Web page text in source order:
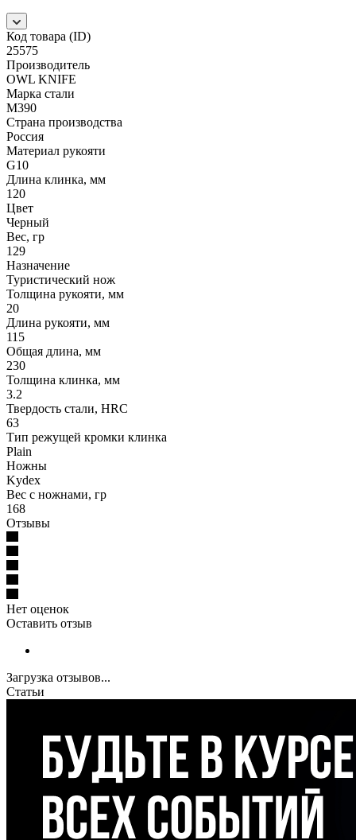
Код товара (ID)
25575
Производитель
OWL KNIFE
Марка стали
M390
Страна производства
Россия
Материал рукояти
G10
Длина клинка, мм
120
Цвет
Черный
Вес, гр
129
Назначение
Туристический нож
Толщина рукояти, мм
20
Длина рукояти, мм
115
Общая длина, мм
230
Толщина клинка, мм
3.2
Твердость стали, HRC
63
Тип режущей кромки клинка
Plain
Ножны
Kydex
Вес с ножнами, гр
168
Отзывы
Нет оценок
Оставить отзыв
Загрузка отзывов...
Статьи